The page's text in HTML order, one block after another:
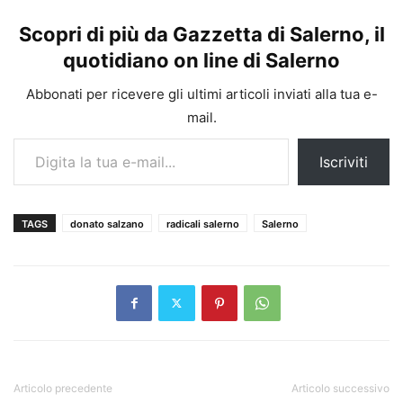
Scopri di più da Gazzetta di Salerno, il
quotidiano on line di Salerno
Abbonati per ricevere gli ultimi articoli inviati alla tua e-
mail.
Digita la tua e-mail...
Iscriviti
TAGS donato salzano radicali salerno Salerno
Articolo precedente Articolo successivo